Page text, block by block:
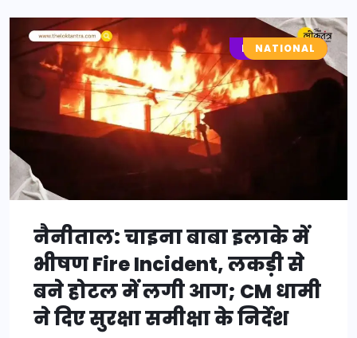
LOCAL NEWS
NATIONAL
नैनीताल: चाइना बाबा इलाके में
भीषण Fire Incident, लकड़ी से
बने होटल में लगी आग; CM धामी
ने दिए सुरक्षा समीक्षा के निर्देश